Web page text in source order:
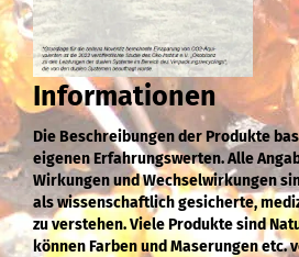
Informationen
Die Beschreibungen der Produkte
eigenen Erfahrungswerten. Alle
Wirkungen und Wechselwirkungen
als wissenschaftlich gesicherte,
zu verstehen. Viele Produkte sind
können Farben und Maserungen etc.